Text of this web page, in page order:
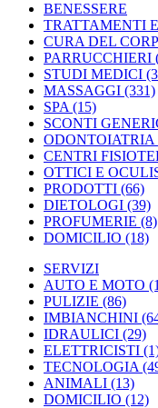
BENESSERE
TRATTAMENTI
CURA DEL
PARRUCCHIERI
STUDI MEDICI
MASSAGGI (331)
SPA (15)
SCONTI
ODONTOIATRIA
CENTRI
OTTICI E
PRODOTTI (66)
DIETOLOGI (39)
PROFUMERIE (8)
DOMICILIO (18)
SERVIZI
AUTO E MOTO
PULIZIE (86)
IMBIANCHINI
IDRAULICI (29)
ELETTRICISTI
TECNOLOGIA
ANIMALI (13)
DOMICILIO (12)